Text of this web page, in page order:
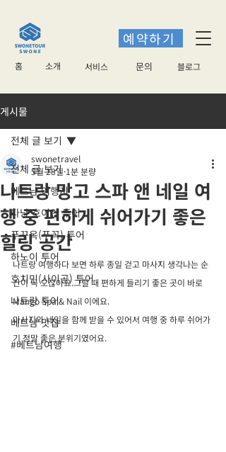
홈 소개 서비스 ​문의 블로그
예약하기
게시물
전체 글 보기
베트남 여행지
다낭 호이안 투어
푸꾸옥(푸꼭) 투어
하노이 투어
호치민(사이공) 투어
나트랑 투어
베트남 맛집
#베트남여행
전체 글 보기
나트랑 망고 스파 앤 네일 여
행 중 편하게 쉬어가기 좋은
힐링 공간
swonetravel
5월 28일 1분 분량
나트랑 여행하다 보면 하루 종일 걷고 마사지 생각나는 순
간이 꼭 오잖아요.그럴 때 편하게 들리기 좋은 곳이 바로
Mango Spa & Nail 이에요.
마사지와 네일을 함께 받을 수 있어서 여행 중 하루 쉬어가
기 정말 좋은 분위기였어요.